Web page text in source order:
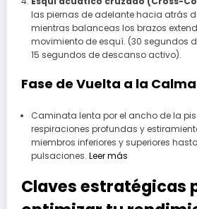
las piernas de adelante hacia atrás
mientras balanceas los brazos
movimiento de esquí. (30 segundos
15 segundos de descanso activo).
Fase de Vuelta a la
Caminata lenta por el ancho de la
respiraciones profundas y
miembros inferiores y superiores
pulsaciones. Leer más
Claves estratégicas